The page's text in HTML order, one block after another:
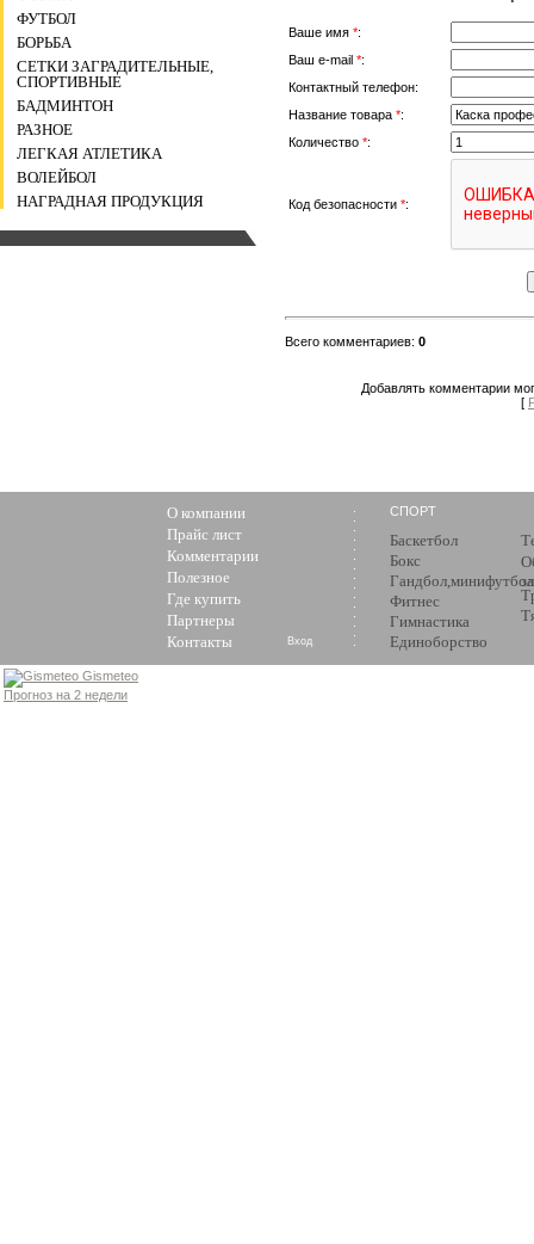
ФУТБОЛ
БОРЬБА
СЕТКИ ЗАГРАДИТЕЛЬНЫЕ,
СПОРТИВНЫЕ
БАДМИНТОН
РАЗНОЕ
ЛЕГКАЯ АТЛЕТИКА
ВОЛЕЙБОЛ
НАГРАДНАЯ ПРОДУКЦИЯ
Ваше имя *:
Ваш e-mail *:
Контактный телефон:
Название товара *:
Количество *:
Код безопасности *:
Всего комментариев: 0
Добавлять комментарии
[
О компании
Прайс лист
Комментарии
Полезное
Где купить
Партнеры
Контакты
СПОРТ
Баскетбол
Бокс
Гандбол,минифутбол
Фитнес
Гимнастика
Единоборство
Вход
Gismeteo
Прогноз на 2 недели